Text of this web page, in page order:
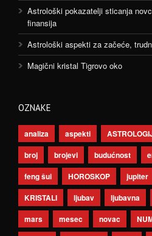
Astrološki pokazatelji sticanja
finansija
Astrološki aspekti za začeće,
Magični kristal Tigrovo oko
OZNAKE
analiza aspekti
broj
brojevi budućnost
feng šui
HOROSKOP jupiter
KRISTALI
ljubav ljubavna
mars
mesec novac